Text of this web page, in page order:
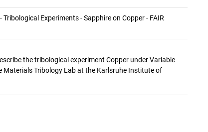
Experiments - Sapphire on Copper - FAIR
the tribological experiment Copper under Variable
Tribology Lab at the Karlsruhe Institute of